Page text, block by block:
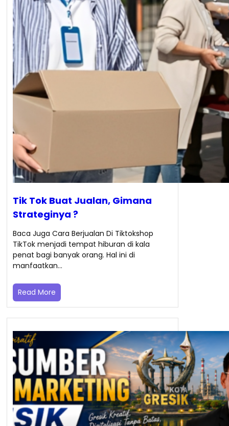
Tik Tok Buat Jualan, Gimana
Strateginya ?
Baca Juga Cara Berjualan Di Tiktokshop
TikTok menjadi tempat hiburan di kala
penat bagi banyak orang. Hal ini di
manfaatkan…
Read More